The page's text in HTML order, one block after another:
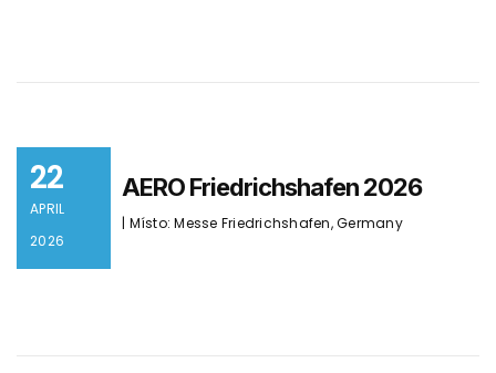
22
APRIL
2026
AERO Friedrichshafen 2026
| Místo: Messe Friedrichshafen, Germany